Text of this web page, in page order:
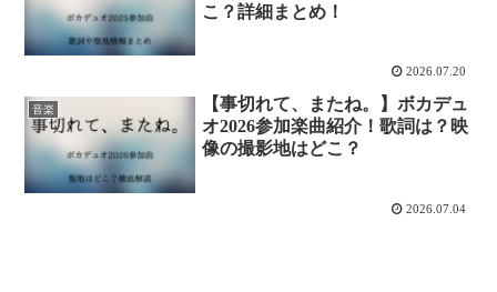
こ？詳細まとめ！
2026.07.20
音楽
【事切れて、またね。】ボカデュ
オ2026参加楽曲紹介！歌詞は？映
像の撮影地はどこ？
2026.07.04